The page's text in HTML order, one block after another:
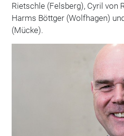
Rietschle (Felsberg), Cyril von
Harms Böttger (Wolfhagen)
(Mücke).